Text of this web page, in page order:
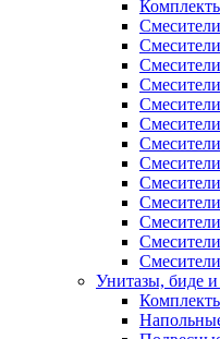
Унитазы, биде